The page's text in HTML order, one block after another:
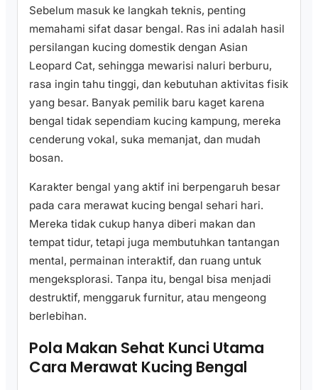
Sebelum masuk ke langkah teknis, penting
memahami sifat dasar bengal. Ras ini adalah hasil
persilangan kucing domestik dengan Asian
Leopard Cat, sehingga mewarisi naluri berburu,
rasa ingin tahu tinggi, dan kebutuhan aktivitas fisik
yang besar. Banyak pemilik baru kaget karena
bengal tidak sependiam kucing kampung, mereka
cenderung vokal, suka memanjat, dan mudah
bosan.
Karakter bengal yang aktif ini berpengaruh besar
pada cara merawat kucing bengal sehari hari.
Mereka tidak cukup hanya diberi makan dan
tempat tidur, tetapi juga membutuhkan tantangan
mental, permainan interaktif, dan ruang untuk
mengeksplorasi. Tanpa itu, bengal bisa menjadi
destruktif, menggaruk furnitur, atau mengeong
berlebihan.
Pola Makan Sehat Kunci Utama
Cara Merawat Kucing Bengal